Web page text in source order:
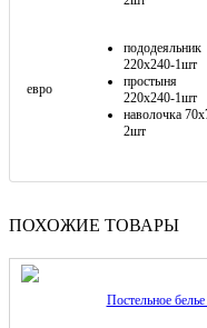
евро
пододеяльник
220х240-1шт
простыня
220х240-1шт
наволочка
2шт
ПОХОЖИЕ ТОВАРЫ
Постельное